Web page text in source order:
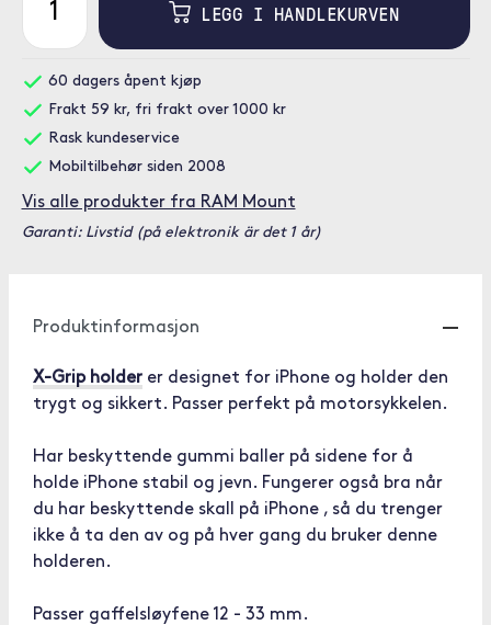
LEGG I HANDLEKURVEN
60 dagers åpent kjøp
Frakt 59 kr, fri frakt over 1000 kr
Rask kundeservice
Mobiltilbehør siden 2008
Vis alle produkter fra RAM Mount
Garanti: Livstid (på elektronik är det 1 år)
Produktinformasjon
X-Grip holder er designet for iPhone og holder den
trygt og sikkert. Passer perfekt på motorsykkelen.
Har beskyttende gummi baller på sidene for å
holde iPhone stabil og jevn. Fungerer også bra når
du har beskyttende skall på iPhone , så du trenger
ikke å ta den av og på hver gang du bruker denne
holderen.
Passer gaffelsløyfene 12 - 33 mm.